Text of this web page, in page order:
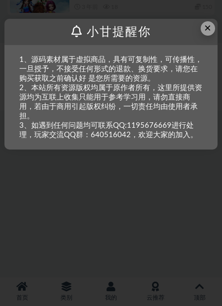
Copyright © 2023 小甘牛人资源网 - All rights reserved
粤ICP备2023002201
号-1
本站是一个坚持做精品资源的网站，会长期坚持更新资源，以共享为原则，尊
重原创，如需搬资源请先与站长沟通，恶意搬运封禁账号。
首页 类别 我的 云推荐 顶部
×
小甘提醒你
1、源码素材属于虚拟商品，具有可复制性，可传播性，
一旦授予，不接受任何形式的退款、换货要求，请您在
购买获取之前确认好 是您所需要的资源。
2、本站所有资源版权均属于原作者所有，这里所提供资
源均为互联上收集只能用于参考学习用，请勿直接商
用，若由于商用引起版权纠纷，一切责任均由使用者承
担。
3、如遇到任何问题均可联系QQ:1195676669进行处
理，玩家交流QQ群：640516042，欢迎大家的加入。